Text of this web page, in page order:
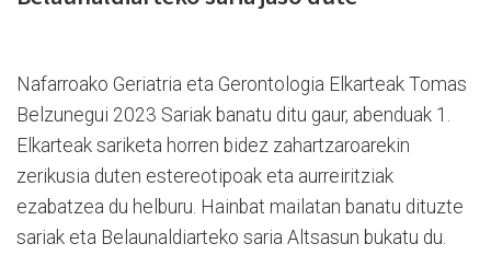
Nafarroako Geriatria eta Gerontologia Elkarteak Tomas
Belzunegui 2023 Sariak banatu ditu gaur, abenduak 1.
Elkarteak sariketa horren bidez zahartzaroarekin
zerikusia duten estereotipoak eta aurreiritziak
ezabatzea du helburu. Hainbat mailatan banatu dituzte
sariak eta Belaunaldiarteko saria Altsasun bukatu du.